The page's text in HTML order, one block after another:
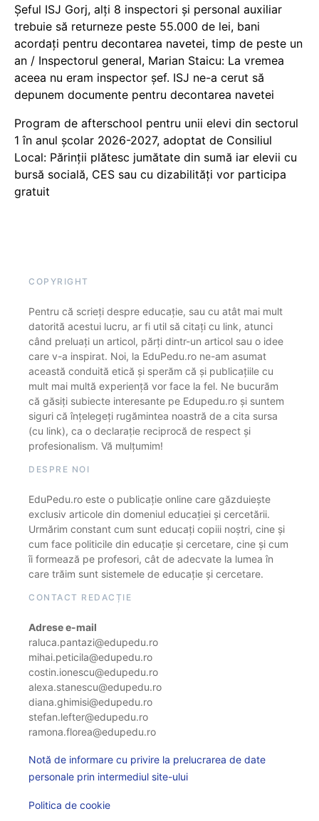
Șeful ISJ Gorj, alți 8 inspectori și personal auxiliar
trebuie să returneze peste 55.000 de lei, bani
acordați pentru decontarea navetei, timp de peste un
an / Inspectorul general, Marian Staicu: La vremea
aceea nu eram inspector șef. ISJ ne-a cerut să
depunem documente pentru decontarea navetei
Program de afterschool pentru unii elevi din sectorul
1 în anul școlar 2026-2027, adoptat de Consiliul
Local: Părinții plătesc jumătate din sumă iar elevii cu
bursă socială, CES sau cu dizabilităţi vor participa
gratuit
COPYRIGHT
Pentru că scrieți despre educație, sau cu atât mai mult
datorită acestui lucru, ar fi util să citați cu link, atunci
când preluați un articol, părți dintr-un articol sau o idee
care v-a inspirat. Noi, la EduPedu.ro ne-am asumat
această conduită etică și sperăm că și publicațiile cu
mult mai multă experiență vor face la fel. Ne bucurăm
că găsiți subiecte interesante pe Edupedu.ro și suntem
siguri că înțelegeți rugămintea noastră de a cita sursa
(cu link), ca o declarație reciprocă de respect și
profesionalism. Vă mulțumim!
DESPRE NOI
EduPedu.ro este o publicație online care găzduiește
exclusiv articole din domeniul educației și cercetării.
Urmărim constant cum sunt educați copiii noștri, cine și
cum face politicile din educație și cercetare, cine și cum
îi formează pe profesori, cât de adecvate la lumea în
care trăim sunt sistemele de educație și cercetare.
CONTACT REDACȚIE
Adrese e-mail
raluca.pantazi@edupedu.ro
mihai.peticila@edupedu.ro
costin.ionescu@edupedu.ro
alexa.stanescu@edupedu.ro
diana.ghimisi@edupedu.ro
stefan.lefter@edupedu.ro
ramona.florea@edupedu.ro
Notă de informare cu privire la prelucrarea de date
personale prin intermediul site-ului
Politica de cookie